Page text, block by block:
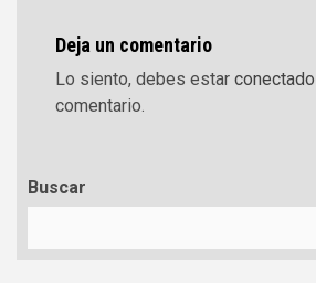
Deja un comentario
Lo siento, debes estar conectado
comentario.
Buscar